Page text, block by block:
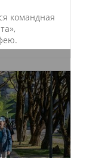
командная